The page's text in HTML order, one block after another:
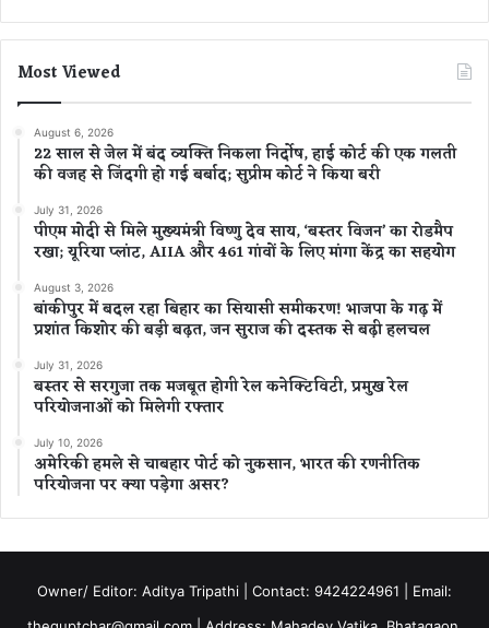
Most Viewed
August 6, 2026
22 साल से जेल में बंद व्यक्ति निकला निर्दोष, हाई कोर्ट की एक गलती
की वजह से जिंदगी हो गई बर्बाद; सुप्रीम कोर्ट ने किया बरी
July 31, 2026
पीएम मोदी से मिले मुख्यमंत्री विष्णु देव साय, ‘बस्तर विजन’ का रोडमैप
रखा; यूरिया प्लांट, AIIA और 461 गांवों के लिए मांगा केंद्र का सहयोग
August 3, 2026
बांकीपुर में बदल रहा बिहार का सियासी समीकरण! भाजपा के गढ़ में
प्रशांत किशोर की बड़ी बढ़त, जन सुराज की दस्तक से बढ़ी हलचल
July 31, 2026
बस्तर से सरगुजा तक मजबूत होगी रेल कनेक्टिविटी, प्रमुख रेल
परियोजनाओं को मिलेगी रफ्तार
July 10, 2026
अमेरिकी हमले से चाबहार पोर्ट को नुकसान, भारत की रणनीतिक
परियोजना पर क्या पड़ेगा असर?
Owner/ Editor: Aditya Tripathi | Contact: 9424224961 | Email: